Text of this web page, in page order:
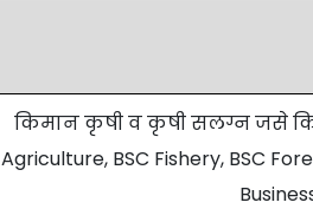
किमान कृषी व कृषी सलग्न जसे कि
Agriculture, BSC Fishery, BSC